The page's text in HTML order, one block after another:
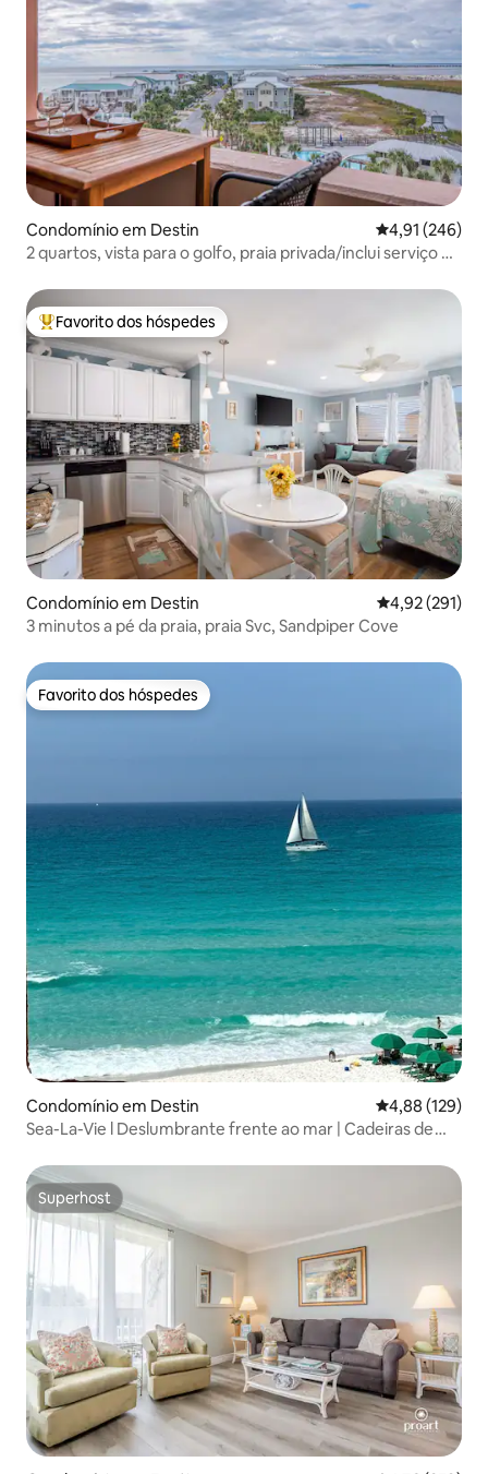
Condomínio em Destin Classificação
4,91 (246)
2 quartos, vista para o golfo, praia privada/inclui serviço de
Favoritos dos hóspedes mais apreciados
Favorito dos hóspedes
Condomínio em Destin Classificação
4,92 (291)
3 minutos a pé da praia, praia Svc, Sandpiper Cove
Favorito dos hóspedes
Favorito dos hóspedes
Condomínio em Destin Classificação
4,88 (129)
Sea-La-Vie l Deslumbrante frente ao mar | Cadeiras de
Superhost
Superhost